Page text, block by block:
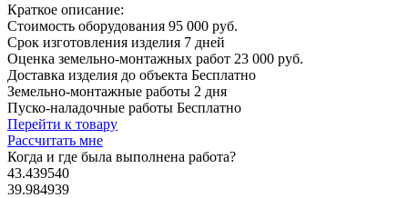
Краткое описание:
Стоимость оборудования 95 000 руб.
Срок изготовления изделия 7 дней
Оценка земельно-монтажных работ 23 000 руб.
Доставка изделия до объекта Бесплатно
Земельно-монтажные работы 2 дня
Пуско-наладочные работы Бесплатно
Перейти к товару
Рассчитать мне
Когда и где была выполнена работа?
43.439540
39.984939